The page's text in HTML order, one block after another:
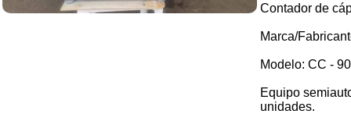
Contador de
Marca/
Modelo: CC -
Equipo
unidades.